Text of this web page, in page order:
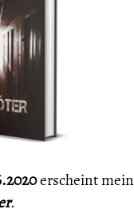
erscheint mein
.